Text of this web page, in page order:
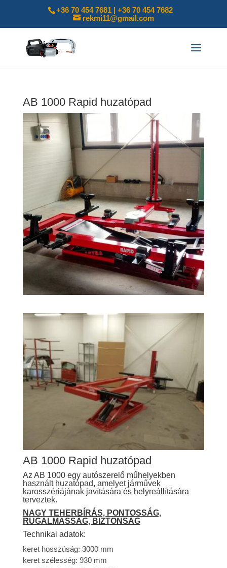
+36 70 454 7681 | +36 70 454 7682
rekmi11@gmail.com
AB 1000 Rapid huzatópad
AB 1000 Rapid huzatópad
Az AB 1000 egy autószerelő műhelyekben
használt huzatópad, amelyet járművek
karosszériájának javítására és helyreállítására
terveztek.
NAGY TEHERBÍRÁS, PONTOSSÁG,
RUGALMASSÁG, BIZTONSÁG
Technikai adatok:
keret hosszúság: 3000 mm
keret szélesség: 930 mm